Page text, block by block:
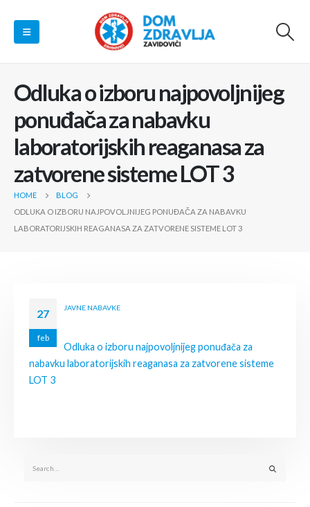
Odluka o izboru najpovoljnijeg
ponuđača za nabavku
laboratorijskih reaganasa za
zatvorene sisteme LOT 3
HOME
BLOG
ODLUKA O IZBORU NAJPOVOLJNIJEG PONUĐAČA ZA NABAVKU
LABORATORIJSKIH REAGANASA ZA ZATVORENE SISTEME LOT 3
27
feb
JAVNE NABAVKE
Odluka o izboru najpovoljnijeg ponuđača za
nabavku laboratorijskih reaganasa za zatvorene sisteme
LOT 3